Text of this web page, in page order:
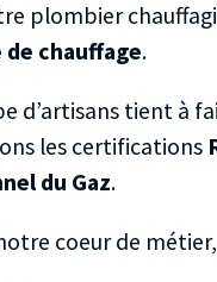
plombier
de chauffage.
d’artisans tient à
les certifications
du Gaz.
coeur de